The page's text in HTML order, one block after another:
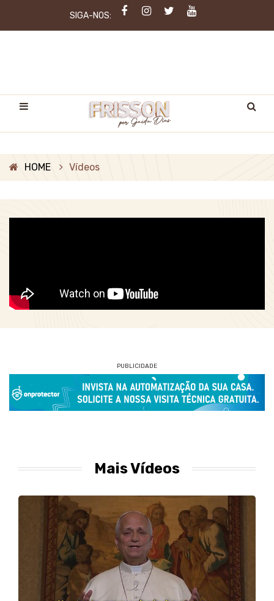
SIGA-NOS:
HOME Vídeos
PUBLICIDADE
Mais Vídeos